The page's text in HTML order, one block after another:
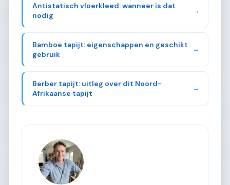
Antistatisch vloerkleed: wanneer is dat
nodig
→
Bamboe tapijt: eigenschappen en geschikt
gebruik
→
Berber tapijt: uitleg over dit Noord-
Afrikaanse tapijt
→